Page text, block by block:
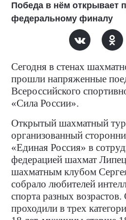
Победа в нём открывает
федеральному финалу
Сегодня в стенах
прошли напряженные
Всероссийского
«Сила России».
Открытый шахматный
организованный
«Единая Россия» в
федерацией шахмат
шахматным клубом
собрало любителей
спорта разных возрастов.
проходили в трех